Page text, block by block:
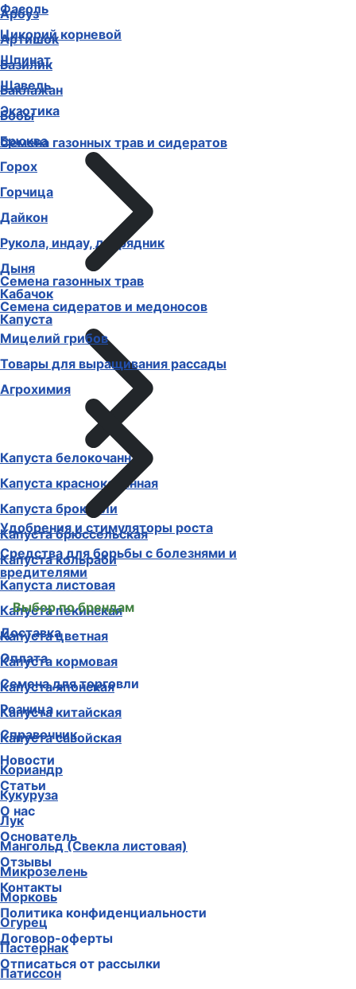
Арбуз
Артишок
Базилик
Баклажан
Бобы
Брюква
Горох
Горчица
Дайкон
Рукола, индау, двурядник
Дыня
Кабачок
Капуста
Капуста белокочанная
Капуста краснокочанная
Капуста брокколи
Капуста брюссельская
Капуста кольраби
Капуста листовая
Капуста пекинская
Капуста цветная
Капуста кормовая
Капуста японская
Капуста китайская
Капуста савойская
Кориандр
Кукуруза
Лук
Мангольд (Свекла листовая)
Микрозелень
Морковь
Огурец
Пастернак
Патиссон
Фасоль
Цикорий корневой
Шпинат
Щавель
Экзотика
Семена газонных трав и сидератов
Семена газонных трав
Семена сидератов и медоносов
Мицелий грибов
Товары для выращивания рассады
Агрохимия
Удобрения и стимуляторы роста
Средства для борьбы с болезнями и
вредителями
Выбор по брендам
Доставка
Оплата
Семена для торговли
Розница
Справочник
Новости
Статьи
О нас
Основатель
Отзывы
Контакты
Политика конфиденциальности
Договор-оферты
Отписаться от рассылки